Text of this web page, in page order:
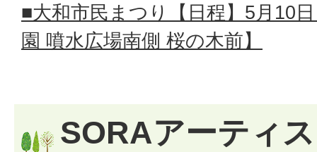
■大和市民まつり【日程】5月10
園 噴水広場南側 桜の木前】
SORAアーティ